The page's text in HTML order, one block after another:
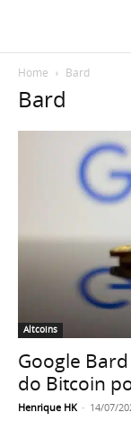
Home Bard
Bard
Altcoins
Google
do Bitcoin
Henrique HK - 14/07/